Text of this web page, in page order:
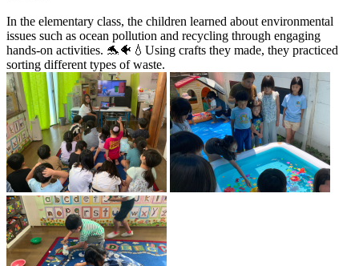
In the elementary class, the children learned about environmental
issues such as ocean pollution and recycling through engaging
hands-on activities. 🐬🐠💧Using crafts they made, they practiced
sorting different types of waste.